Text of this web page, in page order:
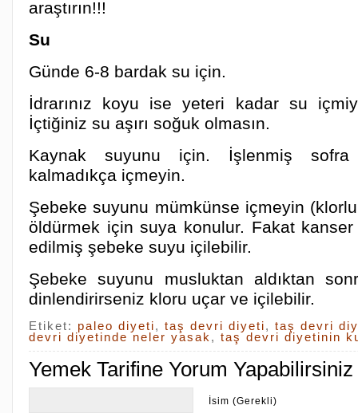
araştırın!!!
Su
Günde 6-8 bardak su için.
İdrarınız koyu ise yeteri kadar su
İçtiğiniz su aşırı soğuk olmasın.
Kaynak suyunu için. İşlenmiş sofra
kalmadıkça içmeyin.
Şebeke suyunu mümkünse içmeyin
öldürmek için suya konulur. Fakat
edilmiş şebeke suyu içilebilir.
Şebeke suyunu musluktan aldıktan
dinlendirirseniz kloru uçar ve içilebilir.
Etiket: paleo diyeti, taş devri diyeti, taş devri
devri diyetinde neler yasak , taş devri diyetinin
Yemek Tarifine Yorum Yapabilirsiniz
İsim (Gerekli)